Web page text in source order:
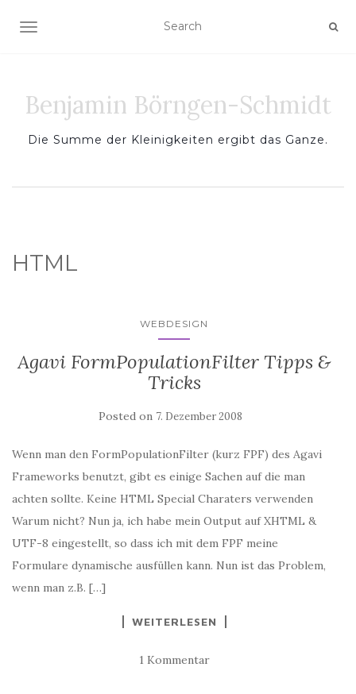
TOGGLE NAVIGATION
Benjamin Börngen-Schmidt
Die Summe der Kleinigkeiten ergibt das Ganze.
HTML
WEBDESIGN
Agavi FormPopulationFilter Tipps &
Tricks
Posted on 7. Dezember 2008
Wenn man den FormPopulationFilter (kurz FPF) des Agavi
Frameworks benutzt, gibt es einige Sachen auf die man
achten sollte. Keine HTML Special Charaters verwenden
Warum nicht? Nun ja, ich habe mein Output auf XHTML &
UTF-8 eingestellt, so dass ich mit dem FPF meine
Formulare dynamische ausfüllen kann. Nun ist das Problem,
wenn man z.B. […]
WEITERLESEN
1 Kommentar